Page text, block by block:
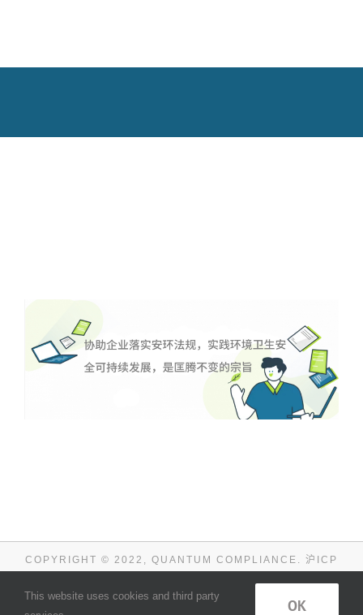
免责申明
COPYRIGHT © 2022, QUANTUM COMPLIANCE. 沪ICP
This website uses cookies and third party
OK